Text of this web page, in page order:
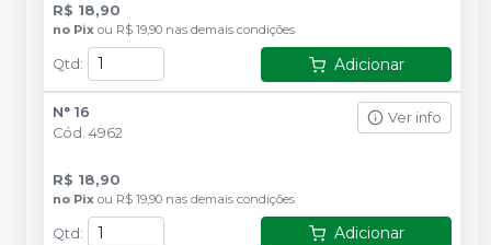
R$ 18,90
no Pix ou R$ 19,90 nas demais condições
Qtd : Adicionar
N° 16
Cód. 4962
Ver info
R$ 18,90
no Pix ou R$ 19,90 nas demais condições
Qtd: Adicionar